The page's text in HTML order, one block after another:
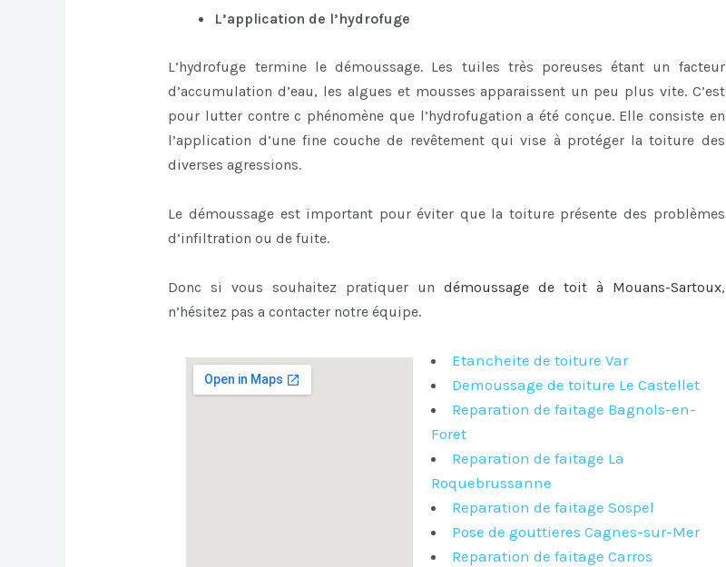
L’application de l’hydrofuge
L’hydrofuge termine le démoussage. Les tuiles très poreuses étant un facteur
d’accumulation d’eau, les algues et mousses apparaissent un peu plus vite. C’est
pour lutter contre c phénomène que l’hydrofugation a été conçue. Elle consiste en
l’application d’une fine couche de revêtement qui vise à protéger la toiture des
diverses agressions.
Le démoussage est important pour éviter que la toiture présente des problèmes
d’infiltration ou de fuite.
Donc si vous souhaitez pratiquer un démoussage de toit à Mouans-Sartoux,
n’hésitez pas a contacter notre équipe.
Etancheite de toiture Var
Demoussage de toiture Le Castellet
Reparation de faitage Bagnols-en-
Foret
Reparation de faitage La
Roquebrussanne
Reparation de faitage Sospel
Pose de gouttieres Cagnes-sur-Mer
Reparation de faitage Carros